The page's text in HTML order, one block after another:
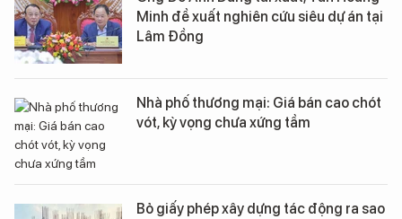
Minh đề xuất nghiên cứu siêu dự án tại
Lâm Đồng
Nhà phố thương mại: Giá bán cao chót
vót, kỳ vọng chưa xứng tầm
Bỏ giấy phép xây dựng tác động ra sao